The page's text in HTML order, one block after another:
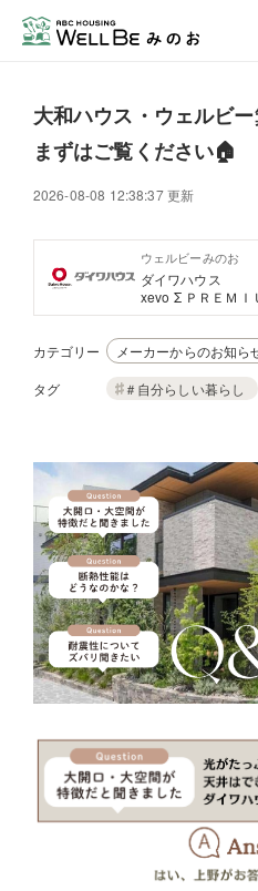
住宅会社・ハウスメーカー
アクセス
住まいづくりお役立ち情報
マイページ
大和ハウス・ウェルビ
まずはご覧ください🏠
2026-08-08 12:38:37 更新
ウェルビーみのお
ダイワハウス
xevo Σ ＰＲＥＭＩ
カテゴリー
メーカーからのお知ら
タグ
＃自分らしい暮らし